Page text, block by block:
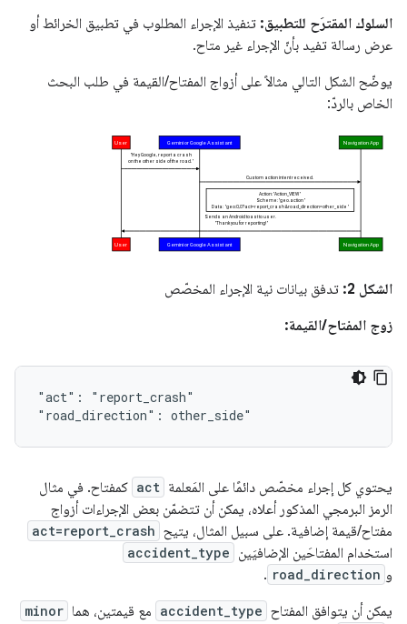
السلوك المقترَح للتطبيق: تنفيذ الإجراء المطلوب في تطبيق الخرائط أو
عرض رسالة تفيد بأنّ الإجراء غير متاح.
يوضّح الشكل التالي مثالاً على أزواج المفتاح/القيمة في طلب البحث
الخاص بالردّ:
الشكل 2:
تدفق بيانات نية الإجراء المخصّص
زوج المفتاح/القيمة:
"act":
"report_crash"
"road_direction":
يحتوي كل إجراء مخصّص دائمًا على المَعلمة act كمفتاح. في مثال
الرمز البرمجي المذكور أعلاه، يمكن أن تتضمّن بعض الإجراءات أزواج
مفتاح/قيمة إضافية. على سبيل المثال، يتيح act=report_crash
استخدام المفتاحَين الإضافيَين accident_type
و road_direction
.
يمكن أن يتوافق المفتاح accident_type مع قيمتين، هما minor